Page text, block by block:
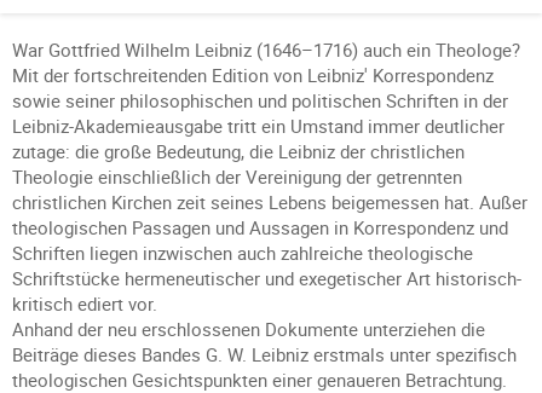
War Gottfried Wilhelm Leibniz (1646–1716) auch ein Theologe?
Mit der fortschreitenden Edition von Leibniz' Korrespondenz
sowie seiner philosophischen und politischen Schriften in der
Leibniz-Akademieausgabe tritt ein Umstand immer deutlicher
zutage: die große Bedeutung, die Leibniz der christlichen
Theologie einschließlich der Vereinigung der getrennten
christlichen Kirchen zeit seines Lebens beigemessen hat. Außer
theologischen Passagen und Aussagen in Korrespondenz und
Schriften liegen inzwischen auch zahlreiche theologische
Schriftstücke hermeneutischer und exegetischer Art historisch-
kritisch ediert vor.
Anhand der neu erschlossenen Dokumente unterziehen die
Beiträge dieses Bandes G. W. Leibniz erstmals unter spezifisch
theologischen Gesichtspunkten einer genaueren Betrachtung.